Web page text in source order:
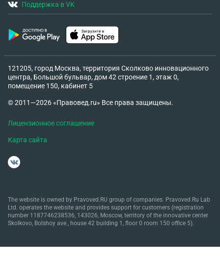
Поддержка в VK
121205, город Москва, территория Сколково инновационного
центра, Большой бульвар, дом 42 строение 1, этаж 0,
помещение 150, кабинет 5
© 2011—2026 «Правовед.ru» Все права защищены.
Лицензионное соглашение
Карта сайта
The website is owned by Pravoved.RU group of companies. Pravoved.Ru Lab
Ltd. operates the website and provides support for customers (registration
number 1187746238536, 143026, Moscow, territory of the innovative center
Skolkovo, Bolshoy ave., house 42 building 1, floor 0 room 150 office 5).